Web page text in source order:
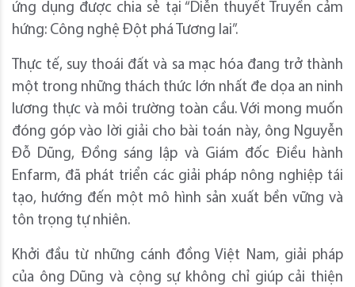
ứng dụng được chia sẻ tại “Diễn thuyết Truyền cảm
hứng: Công nghệ Đột phá Tương lai”.
Thực tế, suy thoái đất và sa mạc hóa đang trở thành
một trong những thách thức lớn nhất đe dọa an ninh
lương thực và môi trường toàn cầu. Với mong muốn
đóng góp vào lời giải cho bài toán này, ông Nguyễn
Đỗ Dũng, Đồng sáng lập và Giám đốc Điều hành
Enfarm, đã phát triển các giải pháp nông nghiệp tái
tạo, hướng đến một mô hình sản xuất bền vững và
tôn trọng tự nhiên.
Khởi đầu từ những cánh đồng Việt Nam, giải pháp
của ông Dũng và cộng sự không chỉ giúp cải thiện